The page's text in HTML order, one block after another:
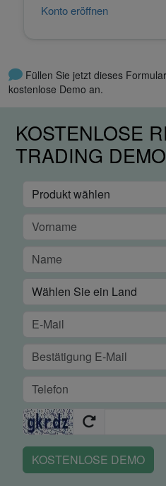
Konto eröffnen
Füllen Sie jetzt dieses
kostenlose Demo an.
KOSTENLOSE
TRADING DEMO
KOSTENLOSE DEMO